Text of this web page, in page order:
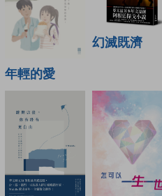
年輕的愛
幻滅既濟